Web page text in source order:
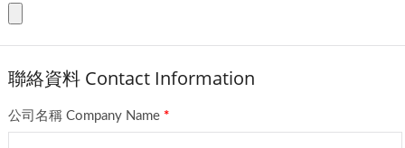
聯絡資料 Contact Information
公司名稱 Company Name *